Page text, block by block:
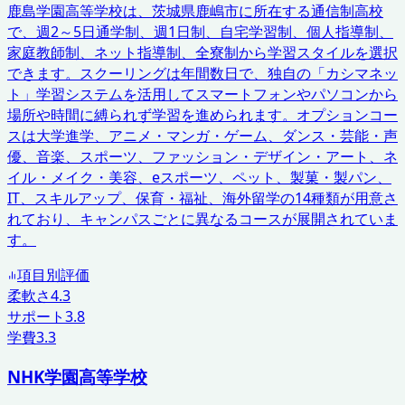
鹿島学園高等学校は、茨城県鹿嶋市に所在する通信制高校
で、週2～5日通学制、週1日制、自宅学習制、個人指導制、
家庭教師制、ネット指導制、全寮制から学習スタイルを選択
できます。スクーリングは年間数日で、独自の「カシマネッ
ト」学習システムを活用してスマートフォンやパソコンから
場所や時間に縛られず学習を進められます。オプションコー
スは大学進学、アニメ・マンガ・ゲーム、ダンス・芸能・声
優、音楽、スポーツ、ファッション・デザイン・アート、ネ
イル・メイク・美容、eスポーツ、ペット、製菓・製パン、
IT、スキルアップ、保育・福祉、海外留学の14種類が用意さ
れており、キャンパスごとに異なるコースが展開されていま
す。
項目別評価
柔軟さ4.3
サポート3.8
学費3.3
NHK学園高等学校